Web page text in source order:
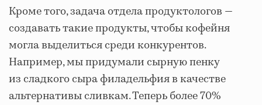
Кроме того, задача отдела продуктологов —
создавать такие продукты, чтобы кофейня
могла выделиться среди конкурентов.
Например, мы придумали сырную пенку
из сладкого сыра филадельфия в качестве
альтернативы сливкам. Теперь более 70%